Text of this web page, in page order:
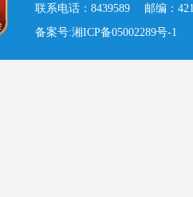
联系电话：8439589 邮编：
备案号:湘ICP备05002289号-1